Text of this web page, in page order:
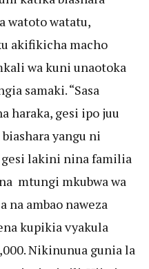
watoto watatu,
akifikicha macho
wa kuni unaotoka
samaki. “Sasa
haraka, gesi ipo juu
yangu ni
lakini nina familia
mtungi mkubwa wa
na ambao naweza
kupikia vyakula
Nikinunua gunia la